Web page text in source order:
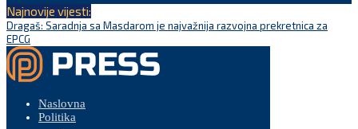
Najnovije vijesti:
Dragaš: Saradnja sa Masdarom je najvažnija razvojna prekretnica za
EPCG
Naslovna
Politika